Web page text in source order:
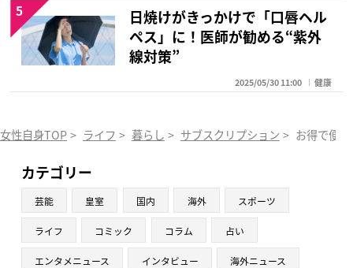
日焼けがきっかけで「口唇ヘル
ペス」に！医師が勧める“紫外
線対策”
2025/05/30 11:00 健康
5
女性自身TOP > ライフ > 暮らし > サブスクリプション > お得で便
カテゴリー
芸能 皇室 国内 海外 スポーツ
ライフ コミック コラム 占い
エンタメニュース インタビュー 海外ニュース